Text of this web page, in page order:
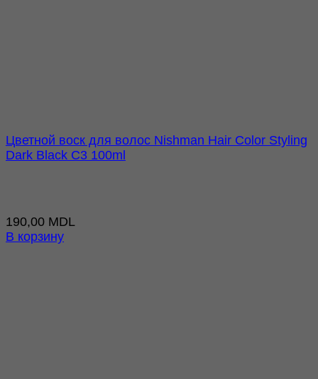
Цветной воск для волос Nishman Hair Color Styling
Dark Black C3 100ml
190,00 MDL
В корзину